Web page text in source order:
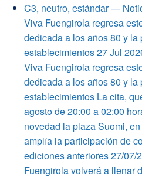
C3, neutro, estándar —
Viva Fuengirola regresa
dedicada a los años 80 y la
establecimientos 27 Jul
Viva Fuengirola regresa
dedicada a los años 80 y la
establecimientos La cita,
agosto de 20:00 a 02:00
novedad la plaza Suomi,
amplía la participación de
ediciones anteriores 27/07/
Fuengirola volverá a llenar